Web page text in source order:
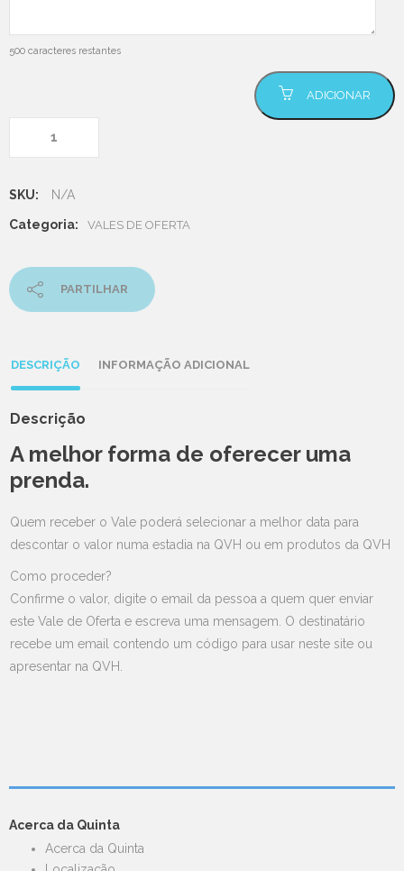
500 caracteres restantes
ADICIONAR
SKU: N/A
Categoria: VALES DE OFERTA
PARTILHAR
DESCRIÇÃO INFORMAÇÃO ADICIONAL
Descrição
A melhor forma de oferecer uma
prenda.
Quem receber o Vale poderá selecionar a melhor data para
descontar o valor numa estadia na QVH ou em produtos da QVH
Como proceder?
Confirme o valor, digite o email da pessoa a quem quer enviar
este Vale de Oferta e escreva uma mensagem. O destinatário
recebe um email contendo um código para usar neste site ou
apresentar na QVH.
Acerca da Quinta
Acerca da Quinta